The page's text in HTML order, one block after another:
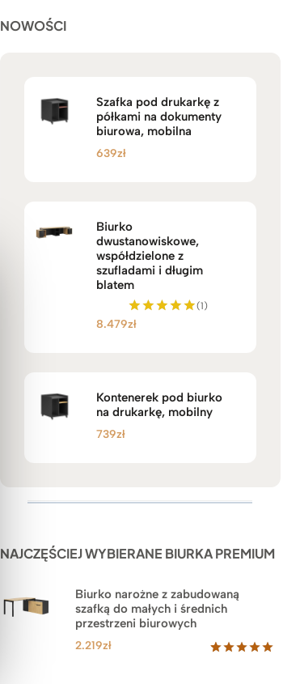
NOWOŚCI
Szafka pod drukarkę z
półkami na dokumenty
biurowa, mobilna
639zł
Biurko
dwustanowiskowe,
współdzielone z
szufladami i długim
blatem
Oceniono
(1)
8.479zł
Kontenerek pod biurko
na drukarkę, mobilny
739zł
NAJCZĘŚCIEJ WYBIERANE BIURKA PREMIUM
Biurko narożne z zabudowaną
szafką do małych i średnich
przestrzeni biurowych
2.219zł